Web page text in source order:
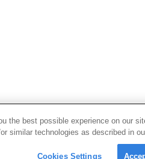
the best possible experience on our
similar technologies as described in
Cookies Settings